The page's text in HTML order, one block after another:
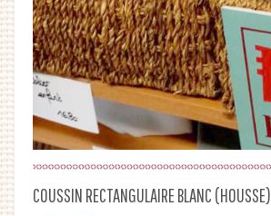
COUSSIN RECTANGULAIRE BLANC (HOUSSE)